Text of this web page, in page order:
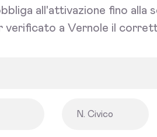
all'attivazione fino
verificato a Vernole il